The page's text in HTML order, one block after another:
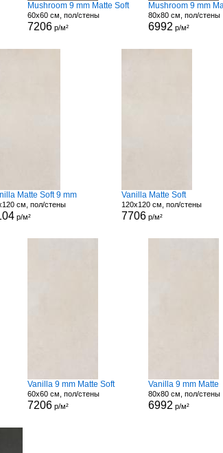
Mushroom 9 mm Matte Soft
60x60 см, пол/стены
7206р/м²
Mushroom 9 mm
80x80 см, пол/стены
6992 р/м²
Matte Soft 9 mm
см, пол/стены
р/м²
Vanilla Matte Soft
120x120 см, пол/стены
7706р/м²
Vanilla 9 mm Matte Soft
60x60 см, пол/стены
7206р/м²
Vanilla 9 mm Matte
80x80 см, пол/стены
6992 р/м²